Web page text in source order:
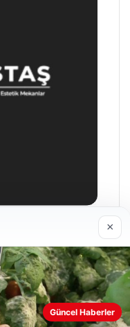
iyi anlayabilmek,
amacıyla çerezler
×
Güncel Haberler